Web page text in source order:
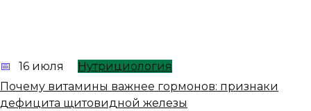
16 июля
Нутрициология
Почему витамины важнее гормонов: признаки
дефицита щитовидной железы